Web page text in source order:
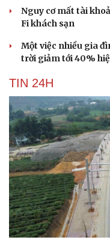
Cải chính
Nguy cơ mất tài
Fi khách sạn
Một việc nhiều gia
trời giảm tới 40%
TIN 24H